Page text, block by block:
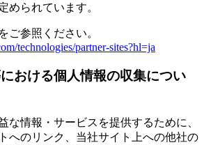
められています。
ご参照ください。
technologies/partner-sites?hl=ja
における個人情報の収集につい
な情報・サービスを提供するために、
へのリンク、当社サイト上への他社の